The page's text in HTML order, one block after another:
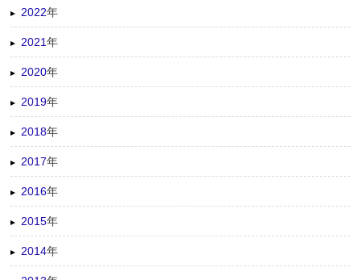
2022年
2021年
2020年
2019年
2018年
2017年
2016年
2015年
2014年